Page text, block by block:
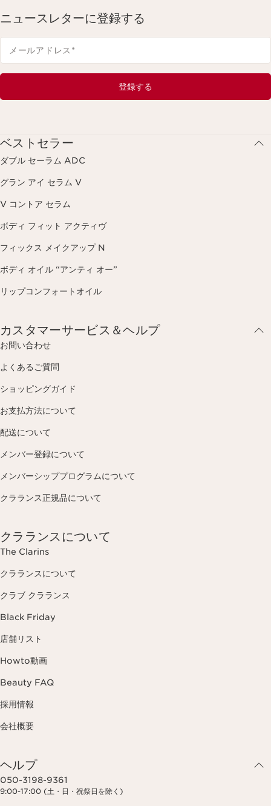
ニュースレターに登録する
メールアドレス *
登録する
ベストセラー
ダブル セーラム ADC
グラン アイ セラム V
V コントア セラム
ボディ フィット アクティヴ
フィックス メイクアップ N
ボディ オイル “アンティ オー”
リップコンフォートオイル
カスタマーサービス＆ヘルプ
お問い合わせ
よくあるご質問
ショッピングガイド
お支払方法について
配送について
メンバー登録について
メンバーシッププログラムについて
クラランス正規品について
クラランスについて
The Clarins
クラランスについて
クラブ クラランス
Black Friday
店舗リスト
Howto動画
Beauty FAQ
採用情報
会社概要
ヘルプ
050-3198-9361
9:00-17:00 (土・日・祝祭日を除く)